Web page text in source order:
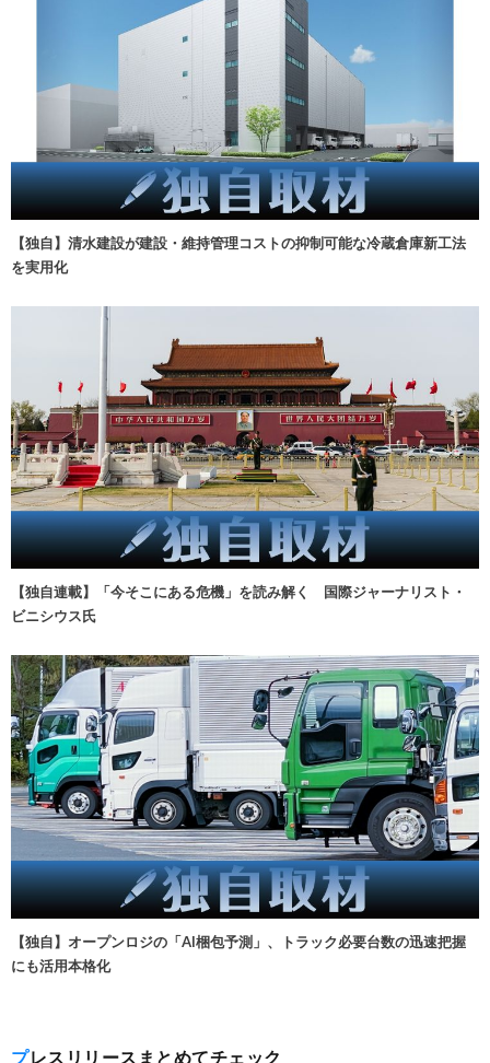
【独自】清水建設が建設・維持管理コストの抑制可能な冷蔵倉庫新工法
を実用化
【独自連載】「今そこにある危機」を読み解く 国際ジャーナリスト・
ビニシウス氏
【独自】オープンロジの「AI梱包予測」、トラック必要台数の迅速把握
にも活用本格化
プレスリリースまとめてチェック